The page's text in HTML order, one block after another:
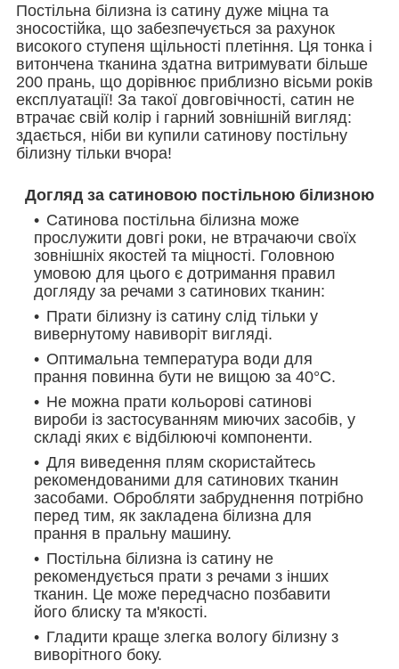
Постільна білизна із сатину дуже міцна та
зносостійка, що забезпечується за рахунок
високого ступеня щільності плетіння. Ця тонка і
витончена тканина здатна витримувати більше
200 прань, що дорівнює приблизно вісьми років
експлуатації! За такої довговічності, сатин не
втрачає свій колір і гарний зовнішній вигляд:
здається, ніби ви купили сатинову постільну
білизну тільки вчора!
Догляд за сатиновою постільною білизною
Сатинова постільна білизна може
прослужити довгі роки, не втрачаючи своїх
зовнішніх якостей та міцності. Головною
умовою для цього є дотримання правил
догляду за речами з сатинових тканин:
Прати білизну із сатину слід тільки у
вивернутому навиворіт вигляді.
Оптимальна температура води для
прання повинна бути не вищою за 40°С.
Не можна прати кольорові сатинові
вироби із застосуванням миючих засобів, у
складі яких є відбілюючі компоненти.
Для виведення плям скористайтесь
рекомендованими для сатинових тканин
засобами. Обробляти забруднення потрібно
перед тим, як закладена білизна для
прання в пральну машину.
Постільна білизна із сатину не
рекомендується прати з речами з інших
тканин. Це може передчасно позбавити
його блиску та м'якості.
Гладити краще злегка вологу білизну з
виворітного боку.